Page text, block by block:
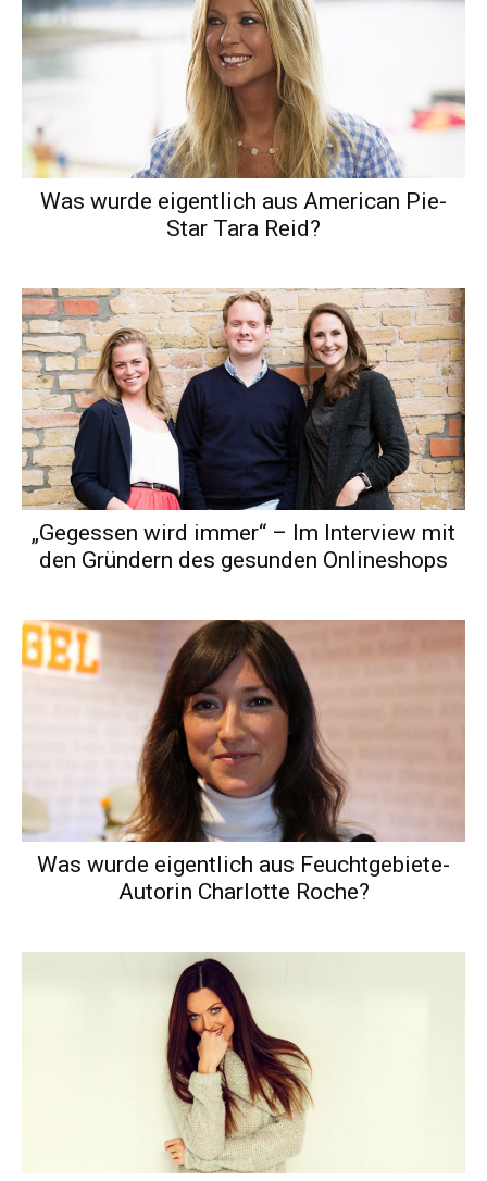
Was wurde eigentlich aus American Pie-
Star Tara Reid?
„Gegessen wird immer“ – Im Interview mit
den Gründern des gesunden Onlineshops
Was wurde eigentlich aus Feuchtgebiete-
Autorin Charlotte Roche?